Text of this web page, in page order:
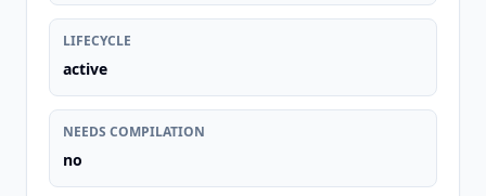
LIFECYCLE
active
NEEDS COMPILATION
no